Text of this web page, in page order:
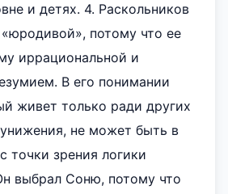
и детях. 4. Раскольников
потому что ее
иррациональной и
В его понимании
живет только ради других
не может быть в
точки зрения логики
выбрал Соню, потому что